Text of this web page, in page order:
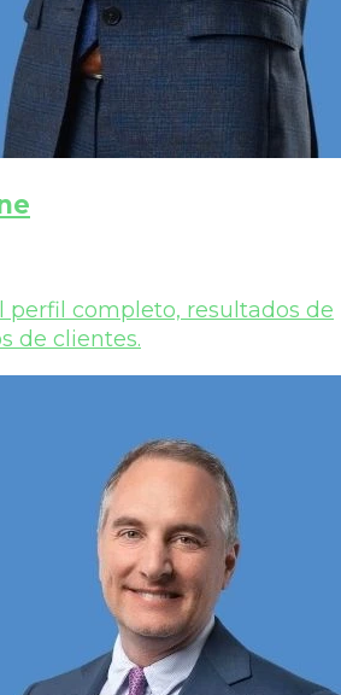
perfil completo, resultados de
de clientes.